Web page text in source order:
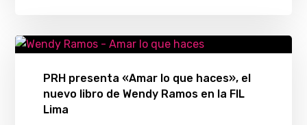
PRH presenta «Amar lo que haces», el
nuevo libro de Wendy Ramos en la FIL
Lima